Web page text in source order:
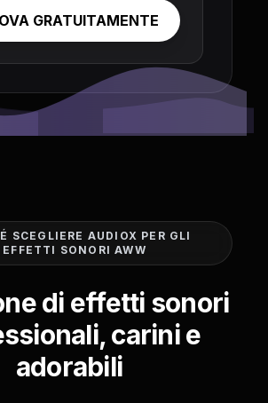
GRATUITAMENTE
SCEGLIERE AUDIOX PER GLI
EFFETTI SONORI AWW
di effetti sonori
carini e
adorabili